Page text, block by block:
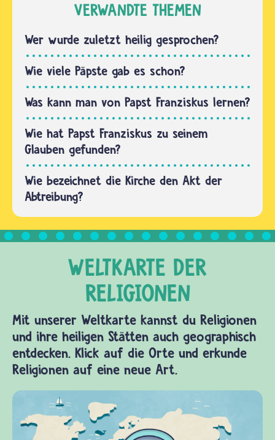
waren.
Heiligen
und
Seligen
der
katholischen
Weltkirche
von 2004
verzeichnet…
VERWANDTE THEMEN
Wer wurde zuletzt heilig gesprochen?
Wie viele Päpste gab es schon?
Was kann man von Papst Franziskus lernen?
Wie hat Papst Franziskus zu seinem
Glauben gefunden?
Wie bezeichnet die Kirche den Akt der
Abtreibung?
Mit unserer Weltkarte kannst du Religionen
und ihre heiligen Stätten auch geographisch
entdecken. Klick auf die Orte und erkunde
Religionen auf eine neue Art.